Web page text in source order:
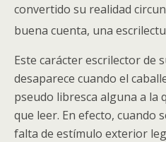
convertido su realidad
buena cuenta, una
Este carácter escrilector de
desaparece cuando el
pseudo libresca alguna a la
que leer. En efecto, cuando
falta de estímulo exterior